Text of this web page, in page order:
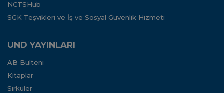
NCTSHub
SGK Teşvikleri ve İş ve Sosyal Güvenlik Hizmeti
UND YAYINLARI
AB Bülteni
Kitaplar
Sirküler